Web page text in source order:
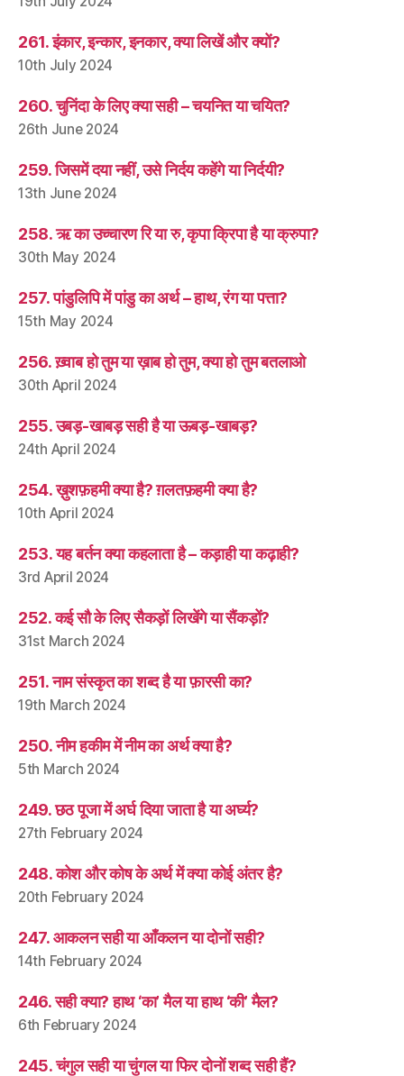
261. इंकार, इन्कार, इनकार, क्या लिखें और क्यों?
10th July 2024
260. चुनिंदा के लिए क्या सही – चयनित या चयित?
26th June 2024
259. जिसमें दया नहीं, उसे निर्दय कहेंगे या निर्दयी?
13th June 2024
258. ऋ का उच्चारण रि या रु, कृपा क्रिपा है या क्रुपा?
30th May 2024
257. पांडुलिपि में पांडु का अर्थ – हाथ, रंग या पत्ता?
15th May 2024
256. ख़्वाब हो तुम या ख़ाब हो तुम, क्या हो तुम बतलाओ
30th April 2024
255. उबड़-खाबड़ सही है या ऊबड़-खाबड़?
24th April 2024
254. ख़ुशफ़हमी क्या है? ग़लतफ़हमी क्या है?
10th April 2024
253. यह बर्तन क्या कहलाता है – कड़ाही या कढ़ाही?
3rd April 2024
252. कई सौ के लिए सैकड़ों लिखेंगे या सैंकड़ों?
31st March 2024
251. नाम संस्कृत का शब्द है या फ़ारसी का?
19th March 2024
250. नीम हकीम में नीम का अर्थ क्या है?
5th March 2024
249. छठ पूजा में अर्घ दिया जाता है या अर्घ्य?
27th February 2024
248. कोश और कोष के अर्थ में क्या कोई अंतर है?
20th February 2024
247. आकलन सही या आँकलन या दोनों सही?
14th February 2024
246. सही क्या? हाथ ‘का’ मैल या हाथ ‘की’ मैल?
6th February 2024
245. चंगुल सही या चुंगल या फिर दोनों शब्द सही हैं?